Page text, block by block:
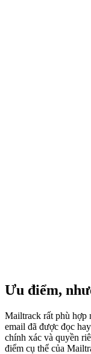
Ưu điểm,
Mailtrack rất phù hợp
email đã được đọc
chính xác và quyền
điểm cụ thể của